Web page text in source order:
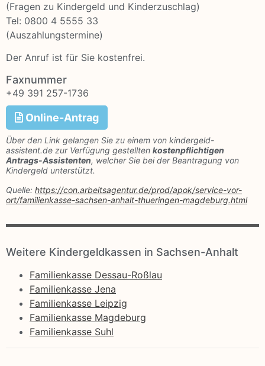
(Fragen zu Kindergeld und Kinderzuschlag)
Tel: 0800 4 5555 33
(Auszahlungstermine)
Der Anruf ist für Sie kostenfrei.
Faxnummer
+49 391 257-1736
Online-Antrag
Über den Link gelangen Sie zu einem von kindergeld-
assistent.de zur Verfügung gestellten kostenpflichtigen
Antrags-Assistenten, welcher Sie bei der Beantragung von
Kindergeld unterstützt.
Quelle: https://con.arbeitsagentur.de/prod/apok/service-vor-
ort/familienkasse-sachsen-anhalt-thueringen-magdeburg.html
Weitere Kindergeldkassen in Sachsen-Anhalt
Familienkasse Dessau-Roßlau
Familienkasse Jena
Familienkasse Leipzig
Familienkasse Magdeburg
Familienkasse Suhl